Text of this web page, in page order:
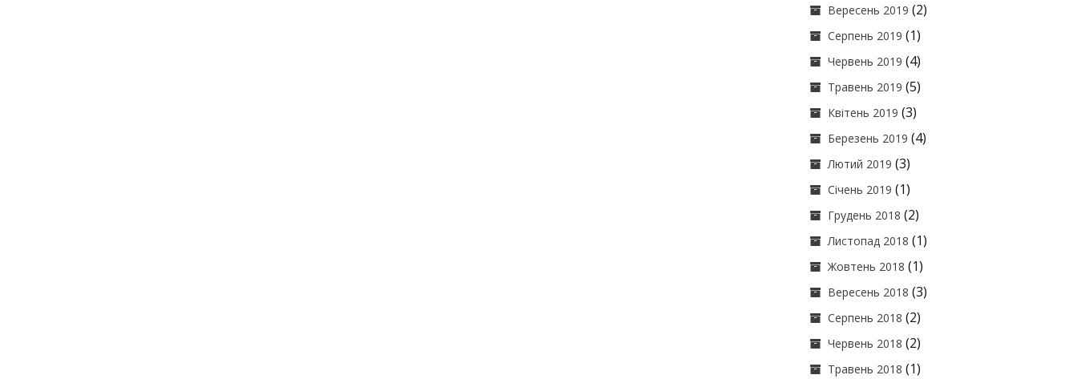
Вересень 2019 (2)
Серпень 2019 (1)
Червень 2019 (4)
Травень 2019 (5)
Квітень 2019 (3)
Березень 2019 (4)
Лютий 2019 (3)
Січень 2019 (1)
Грудень 2018 (2)
Листопад 2018 (1)
Жовтень 2018 (1)
Вересень 2018 (3)
Серпень 2018 (2)
Червень 2018 (2)
Травень 2018 (1)